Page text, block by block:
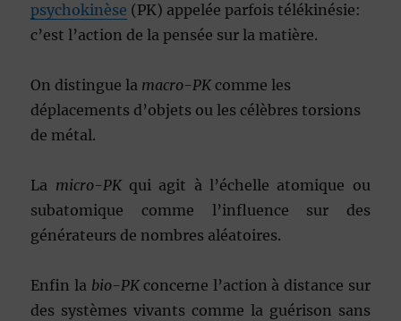
psychokinèse (PK) appelée parfois télékinésie:
c’est l’action de la pensée sur la matière.
On distingue la macro-PK comme les
déplacements d’objets ou les célèbres torsions
de métal.
La micro-PKqui agit à l’échelle atomique ou
subatomique comme l’influence sur des
générateurs de nombres aléatoires.
Enfin la bio-PKconcerne l’action à distance sur
des systèmes vivants comme la guérison sans